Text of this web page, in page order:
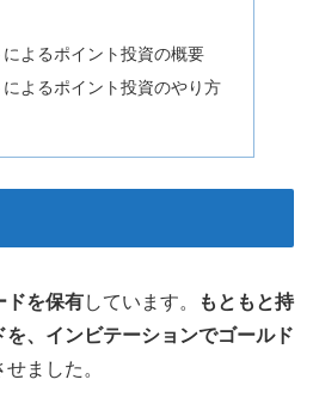
よるポイント投資の概要
よるポイント投資のやり方
ドを保有しています。
もともと持
、インビテーションでゴールド
せました。